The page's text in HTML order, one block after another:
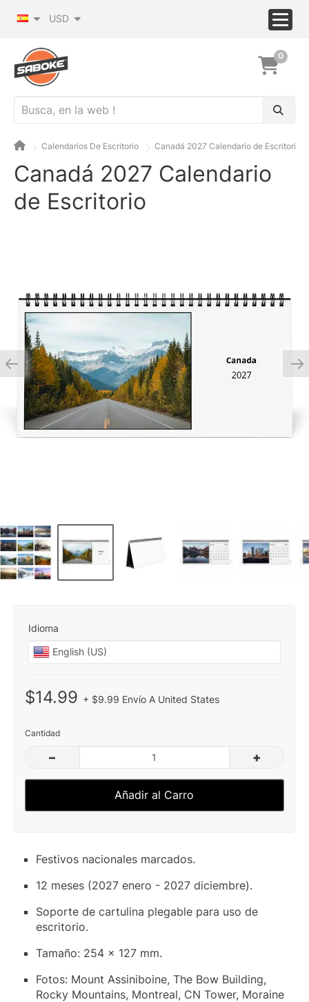
USD
0
Calendarios De Escritorio Canadá 2027 Calendario de Escritorio
Canadá 2027 Calendario
de Escritorio
Idioma
$14.99 + $9.99 Envío A United States
Cantidad
– +
Añadir al Carro
Festivos nacionales marcados.
12 meses (2027 enero - 2027 diciembre).
Soporte de cartulina plegable para uso de
escritorio.
Tamaño: 254 x 127 mm.
Fotos: Mount Assiniboine, The Bow Building,
Rocky Mountains, Montreal, CN Tower, Moraine